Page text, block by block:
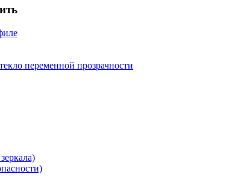
переменной прозрачности